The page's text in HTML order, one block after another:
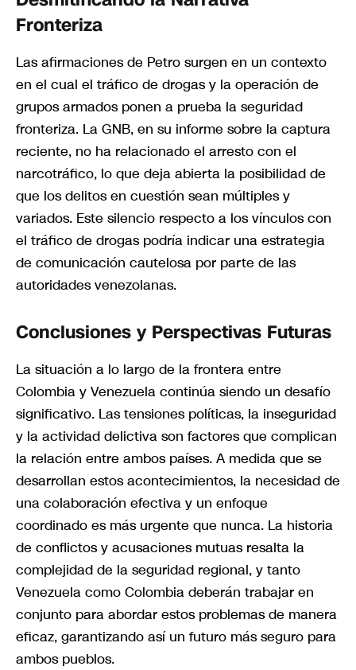
Fronteriza
Las afirmaciones de Petro surgen en un contexto
en el cual el tráfico de drogas y la operación de
grupos armados ponen a prueba la seguridad
fronteriza. La GNB, en su informe sobre la captura
reciente, no ha relacionado el arresto con el
narcotráfico, lo que deja abierta la posibilidad de
que los delitos en cuestión sean múltiples y
variados. Este silencio respecto a los vínculos con
el tráfico de drogas podría indicar una estrategia
de comunicación cautelosa por parte de las
autoridades venezolanas.
Conclusiones y Perspectivas Futuras
La situación a lo largo de la frontera entre
Colombia y Venezuela continúa siendo un desafío
significativo. Las tensiones políticas, la inseguridad
y la actividad delictiva son factores que complican
la relación entre ambos países. A medida que se
desarrollan estos acontecimientos, la necesidad de
una colaboración efectiva y un enfoque
coordinado es más urgente que nunca. La historia
de conflictos y acusaciones mutuas resalta la
complejidad de la seguridad regional, y tanto
Venezuela como Colombia deberán trabajar en
conjunto para abordar estos problemas de manera
eficaz, garantizando así un futuro más seguro para
ambos pueblos.